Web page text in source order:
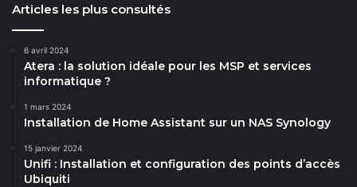
Articles les plus consultés
6 avril 2024
Atera : la solution idéale pour les MSP et services
informatique ?
1 mars 2024
Installation de Home Assistant sur un NAS Synology
15 janvier 2024
Unifi : Installation et configuration des points d’accès
Ubiquiti